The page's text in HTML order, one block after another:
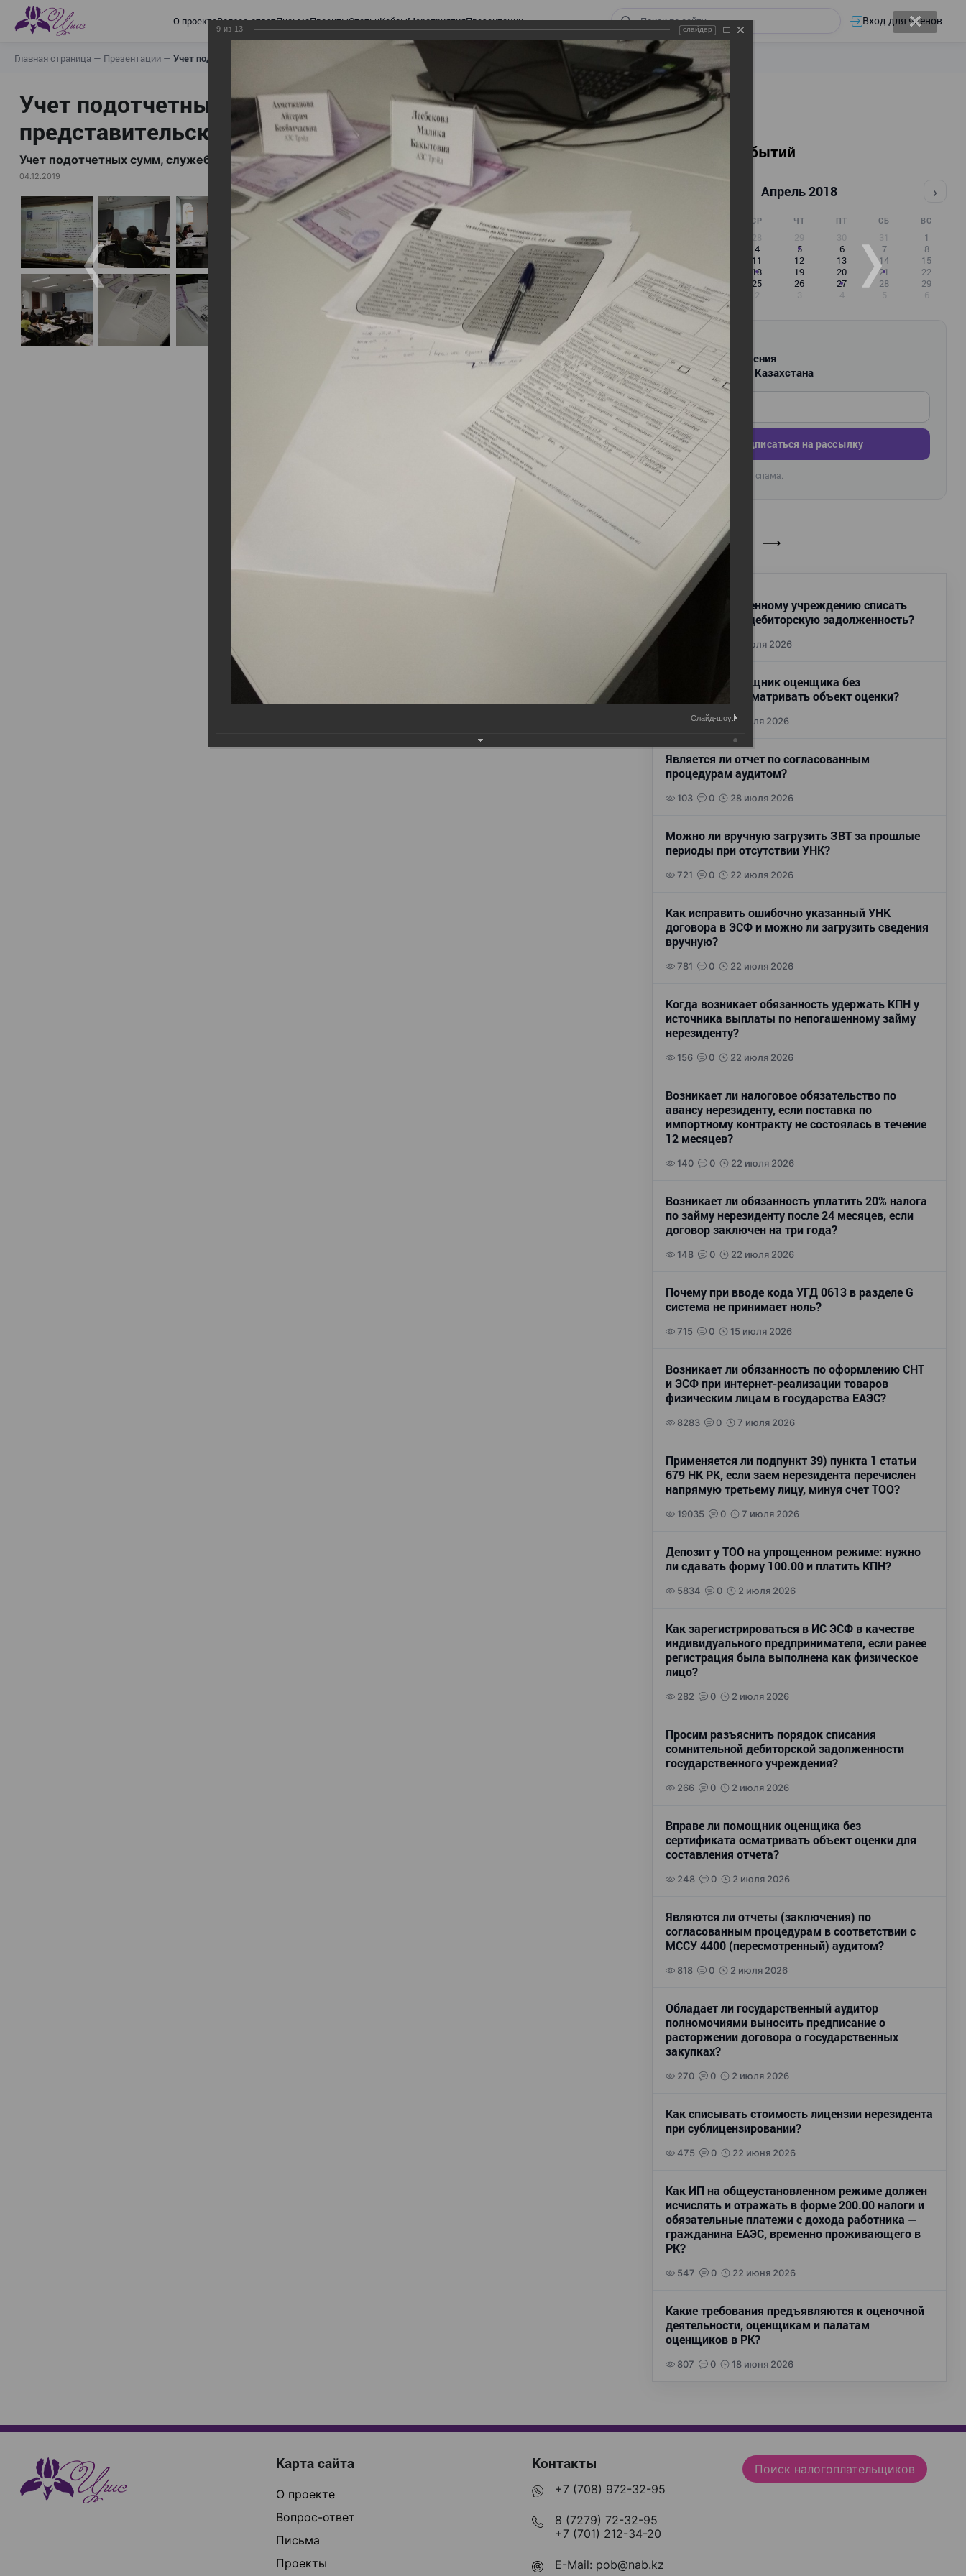
О проектеВопрос-ответПисьмаПроектыСтатьиКейсыМероприятияПрезентации Вход для членов
Главная страница — Презентации — Учет подотчетных сумм, служебных командировок и представительских расходов, 04 декабря
Учет подотчетных сумм, служебных командировок и
представительских расходов, 04 декабря
Учет подотчетных сумм, служебных командировок и представительских расходов, 04 декабря
04.12.2019
Календарь событий
Апрель 2018 ›
СР ЧТ ПТ СБ ВС
28 29 30 31
1
4 5 6 7
8
11 12 13 14
15
18 19 20 21
22
23
25 26 27 28
29
30
1 2 3 4 5 6
РАССЫЛКА
Новости и изменения
для бухгалтеров Казахстана
Введите ваш e-mail
Подписаться на рассылку
🔒 Раз в неделю. Без спама.
Вопрос ответ
Как государственному учреждению списать
сомнительную дебиторскую задолженность?
28 июля 2026
Может ли помощник оценщика без
сертификата осматривать объект оценки?
0 28 июля 2026
Является ли отчет по согласованным
процедурам аудитом?
103 0 28 июля 2026
Можно ли вручную загрузить ЗВТ за прошлые
периоды при отсутствии УНК?
721 0 22 июля 2026
Как исправить ошибочно указанный УНК
договора в ЭСФ и можно ли загрузить сведения
вручную?
781 0 22 июля 2026
Когда возникает обязанность удержать КПН у
источника выплаты по непогашенному займу
нерезиденту?
156 0 22 июля 2026
Возникает ли налоговое обязательство по
авансу нерезиденту, если поставка по
импортному контракту не состоялась в течение
12 месяцев?
140 0 22 июля 2026
Возникает ли обязанность уплатить 20% налога
по займу нерезиденту после 24 месяцев, если
договор заключен на три года?
148 0 22 июля 2026
Почему при вводе кода УГД 0613 в разделе G
система не принимает ноль?
715 0 15 июля 2026
Возникает ли обязанность по оформлению СНТ
и ЭСФ при интернет-реализации товаров
физическим лицам в государства ЕАЭС?
8283 0 7 июля 2026
Применяется ли подпункт 39) пункта 1 статьи
679 НК РК, если заем нерезидента перечислен
напрямую третьему лицу, минуя счет ТОО?
19035 0 7 июля 2026
Депозит у ТОО на упрощенном режиме: нужно
ли сдавать форму 100.00 и платить КПН?
5834 0 2 июля 2026
Как зарегистрироваться в ИС ЭСФ в качестве
индивидуального предпринимателя, если ранее
регистрация была выполнена как физическое
лицо?
282 0 2 июля 2026
Просим разъяснить порядок списания
сомнительной дебиторской задолженности
государственного учреждения?
266 0 2 июля 2026
Вправе ли помощник оценщика без
сертификата осматривать объект оценки для
составления отчета?
248 0 2 июля 2026
Являются ли отчеты (заключения) по
согласованным процедурам в соответствии с
МССУ 4400 (пересмотренный) аудитом?
818 0 2 июля 2026
Обладает ли государственный аудитор
полномочиями выносить предписание о
расторжении договора о государственных
закупках?
270 0 2 июля 2026
Как списывать стоимость лицензии нерезидента
при сублицензировании?
475 0 22 июня 2026
Как ИП на общеустановленном режиме должен
исчислять и отражать в форме 200.00 налоги и
обязательные платежи с дохода работника —
гражданина ЕАЭС, временно проживающего в
РК?
547 0 22 июня 2026
Какие требования предъявляются к оценочной
деятельности, оценщикам и палатам
оценщиков в РК?
807 0 18 июня 2026
Карта сайта
О проекте
Вопрос-ответ
Письма
Проекты
Контакты
+7 (708) 972-32-95
8 (7279) 72-32-95
+7 (701) 212-34-20
E-Mail: pob@nab.kz
Поиск налогоплательщиков
9 из 13 слайдер
Слайд-шоу: